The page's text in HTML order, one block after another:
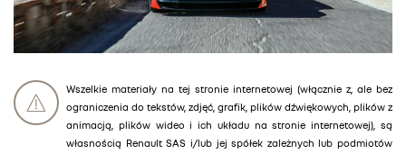
Wszelkie materiały na tej stronie internetowej (włącznie z, ale bez
ograniczenia do tekstów, zdjęć, grafik, plików dźwiękowych, plików z
animacją, plików wideo i ich układu na stronie internetowej), są
własnością Renault SAS i/lub jej spółek zależnych lub podmiotów